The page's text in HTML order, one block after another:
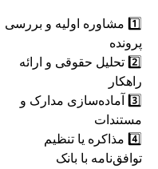
1️⃣ مشاوره اولیه و بررسی
پرونده
2️⃣ تحلیل حقوقی و ارائه
راهکار
3️⃣ آماده‌سازی مدارک و
مستندات
4️⃣ مذاکره یا تنظیم
توافق‌نامه با بانک